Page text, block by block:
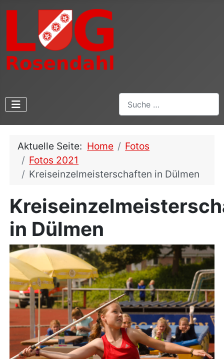
Suchen
Aktuelle Seite: Home
Fotos
Fotos 2021
Kreiseinzelmeisterschaften in Dülmen
in Dülmen